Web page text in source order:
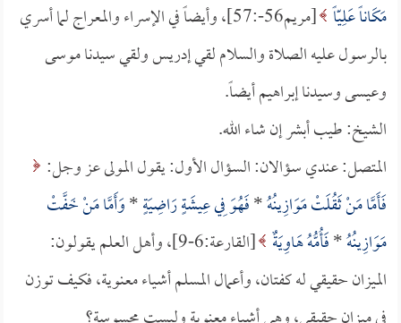
مَكَاناً عَلِيّاً
[مريم56-:57]، وأيضاً في الإسراء والمعراج لما أسري
بالرسول عليه الصلاة والسلام لقي إدريس ولقي سيدنا موسى
وعيسى وسيدنا إبراهيم أيضاً.
الشيخ: طيب أبشر إن شاء الله.
المتصل: عندي سؤالان: السؤال الأول: يقول المولى عز وجل:
فَأَمَّا مَنْ ثَقُلَتْ مَوَازِينُهُ*فَهُوَ فِي عِيشَةٍ رَاضِيَةٍ*وَأَمَّا مَنْ خَفَّتْ
مَوَازِينُهُ*فَأُمُّهُ هَاوِيَةٌ
[القارعة:6-9]، وأهل العلم يقولون:
الميزان حقيقي له كفتان، وأعمال المسلم أشياء معنوية، فكيف توزن